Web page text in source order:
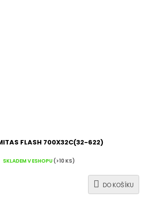
FLASH 700X32C(32-622)
SKLADEM V ESHOPU(>10 KS)
DO KOŠÍKU